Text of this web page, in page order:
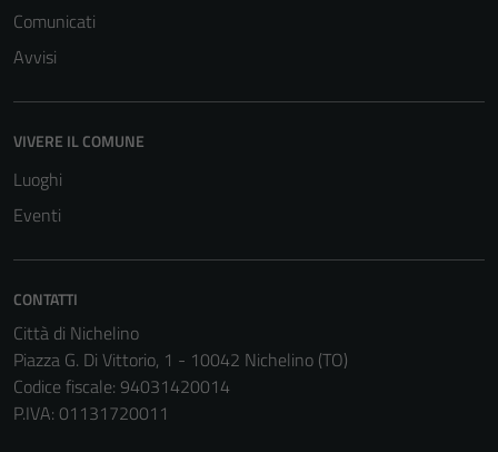
Comunicati
Avvisi
VIVERE IL COMUNE
Luoghi
Eventi
CONTATTI
Città di Nichelino
Piazza G. Di Vittorio, 1 - 10042 Nichelino (TO)
Codice fiscale: 94031420014
P.IVA: 01131720011
per il
essere